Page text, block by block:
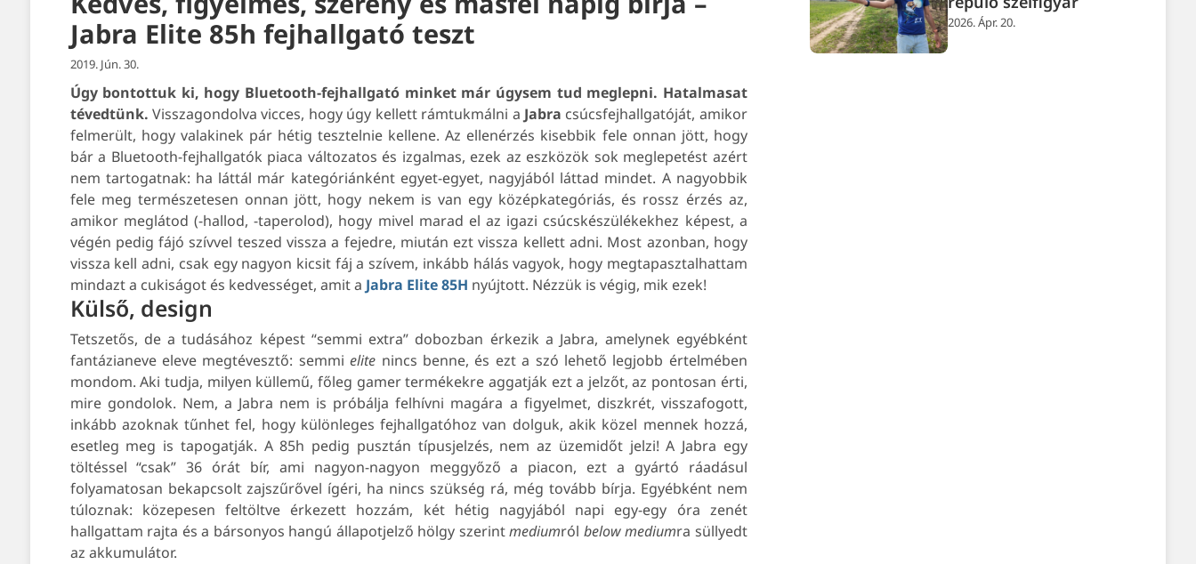
Jabra Elite 85h fejhallgató teszt
2019. Jún. 30.
Úgy bontottuk ki, hogy Bluetooth-fejhallgató minket már úgysem tud meglepni. Hatalmasat
tévedtünk. Visszagondolva vicces, hogy úgy kellett rámtukmálni a Jabra csúcsfejhallgatóját, amikor
felmerült, hogy valakinek pár hétig tesztelnie kellene. Az ellenérzés kisebbik fele onnan jött, hogy
bár a Bluetooth-fejhallgatók piaca változatos és izgalmas, ezek az eszközök sok meglepetést azért
nem tartogatnak: ha láttál már kategóriánként egyet-egyet, nagyjából láttad mindet. A nagyobbik
fele meg természetesen onnan jött, hogy nekem is van egy középkategóriás, és rossz érzés az,
amikor meglátod (-hallod, -taperolod), hogy mivel marad el az igazi csúcskészülékekhez képest, a
végén pedig fájó szívvel teszed vissza a fejedre, miután ezt vissza kellett adni. Most azonban, hogy
vissza kell adni, csak egy nagyon kicsit fáj a szívem, inkább hálás vagyok, hogy megtapasztalhattam
mindazt a cukiságot és kedvességet, amit a Jabra Elite 85H nyújtott. Nézzük is végig, mik ezek!
Külső, design
Tetszetős, de a tudásához képest “semmi extra” dobozban érkezik a Jabra, amelynek egyébként
fantázianeve eleve megtévesztő: semmielite nincs benne, és ezt a szó lehető legjobb értelmében
mondom. Aki tudja, milyen küllemű, főleg gamer termékekre aggatják ezt a jelzőt, az pontosan érti,
mire gondolok. Nem, a Jabra nem is próbálja felhívni magára a figyelmet, diszkrét, visszafogott,
inkább azoknak tűnhet fel, hogy különleges fejhallgatóhoz van dolguk, akik közel mennek hozzá,
esetleg meg is tapogatják. A 85h pedig pusztán típusjelzés, nem az üzemidőt jelzi! A Jabra egy
töltéssel “csak” 36 órát bír, ami nagyon-nagyon meggyőző a piacon, ezt a gyártó ráadásul
folyamatosan bekapcsolt zajszűrővel ígéri, ha nincs szükség rá, még tovább bírja. Egyébként nem
túloznak: közepesen feltöltve érkezett hozzám, két hétig nagyjából napi egy-egy óra zenét
hallgattam rajta és a bársonyos hangú állapotjelző hölgy szerintmediumról below mediumra süllyedt
az akkumulátor.
2026. Ápr. 20.